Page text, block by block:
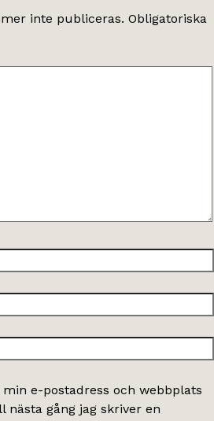
inte publiceras. Obligatoriska
e-postadress och webbplats
nästa gång jag skriver en